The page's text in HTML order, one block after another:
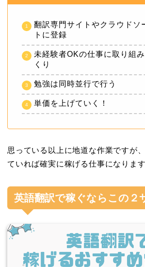
翻訳専門サイトやクラウドソ
トに登録
未経験者OKの仕事に取り組
くり
勉強は同時並行で行う
単価を上げていく！
思っている以上に地道な作業ですが
ていれば確実に稼げる仕事になります
英語翻訳で稼ぐならこの２